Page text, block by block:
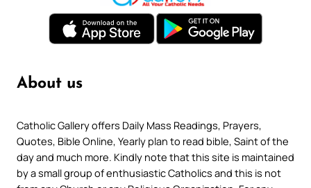
About us
Catholic Gallery offers Daily Mass Readings, Prayers,
Quotes, Bible Online, Yearly plan to read bible, Saint of the
day and much more. Kindly note that this site is maintained
by a small group of enthusiastic Catholics and this is not